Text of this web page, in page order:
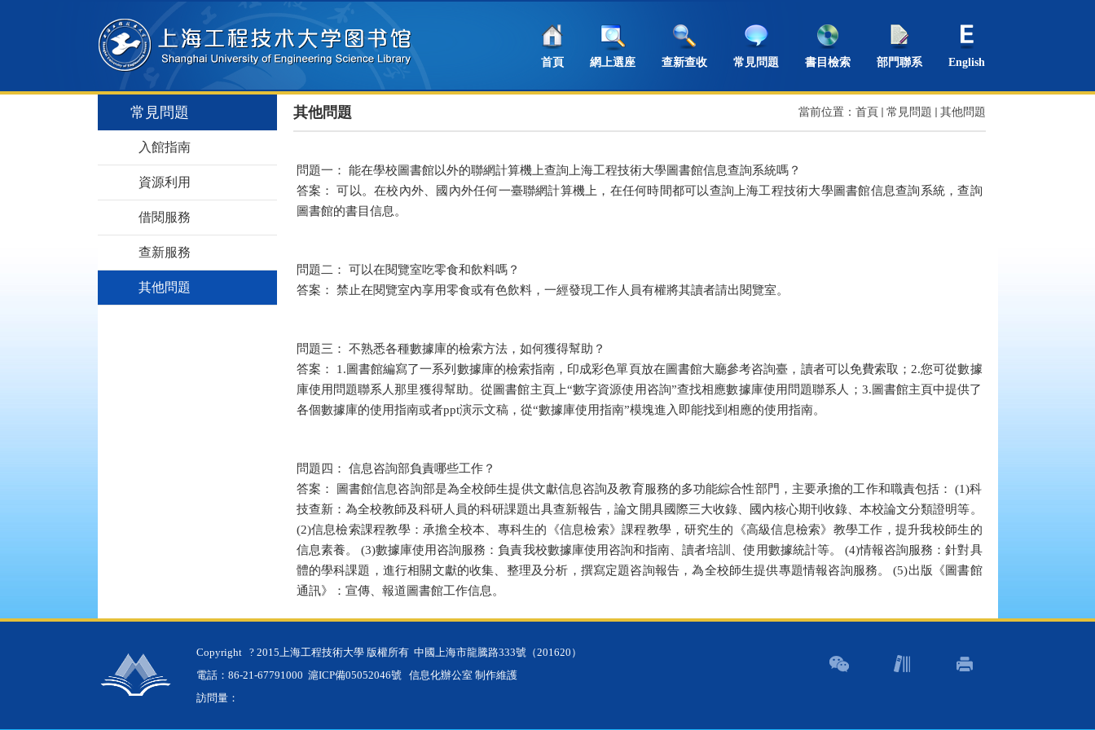
首頁 網上選座 查新查收 常見問題 書目檢索 部門聯系 English
常見問題
入館指南
資源利用
借閱服務
查新服務
其他問題
其他問題 當前位置： 首頁 常見問題 其他問題
問題一： 能在學校圖書館以外的聯網計算機上查詢上海工程技術大學圖書館信息查詢系統嗎？
答案： 可以。在校內外、國內外任何一臺聯網計算機上，在任何時間都可以查詢上海工程技術大學圖書館信息查詢系統，查詢
圖書館的書目信息。
問題二： 可以在閱覽室吃零食和飲料嗎？
答案： 禁止在閱覽室內享用零食或有色飲料，一經發現工作人員有權將其讀者請出閱覽室。
問題三： 不熟悉各種數據庫的檢索方法，如何獲得幫助？
答案： 1.圖書館編寫了一系列數據庫的檢索指南，印成彩色單頁放在圖書館大廳參考咨詢臺，讀者可以免費索取；2.您可從數據
庫使用問題聯系人那里獲得幫助。從圖書館主頁上“數字資源使用咨詢”查找相應數據庫使用問題聯系人；3.圖書館主頁中提供了
各個數據庫的使用指南或者ppt演示文稿，從“數據庫使用指南”模塊進入即能找到相應的使用指南。
問題四： 信息咨詢部負責哪些工作？
答案： 圖書館信息咨詢部是為全校師生提供文獻信息咨詢及教育服務的多功能綜合性部門，主要承擔的工作和職責包括： (1)科
技查新：為全校教師及科研人員的科研課題出具查新報告，論文開具國際三大收錄、國內核心期刊收錄、本校論文分類證明等。
(2)信息檢索課程教學：承擔全校本、專科生的《信息檢索》課程教學，研究生的《高級信息檢索》教學工作，提升我校師生的
信息素養。 (3)數據庫使用咨詢服務：負責我校數據庫使用咨詢和指南、讀者培訓、使用數據統計等。 (4)情報咨詢服務：針對具
體的學科課題，進行相關文獻的收集、整理及分析，撰寫定題咨詢報告，為全校師生提供專題情報咨詢服務。 (5)出版《圖書館
通訊》：宣傳、報道圖書館工作信息。
Copyright ? 2015上海工程技術大學 版權所有 中國上海市龍騰路333號（201620）
電話：86-21-67791000 滬ICP備05052046號
信息化辦公室 制作維護
訪問量：